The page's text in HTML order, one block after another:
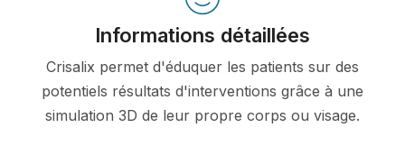
Informations détaillées
Crisalix permet d'éduquer les patients sur des
potentiels résultats d'interventions grâce à une
simulation 3D de leur propre corps ou visage.